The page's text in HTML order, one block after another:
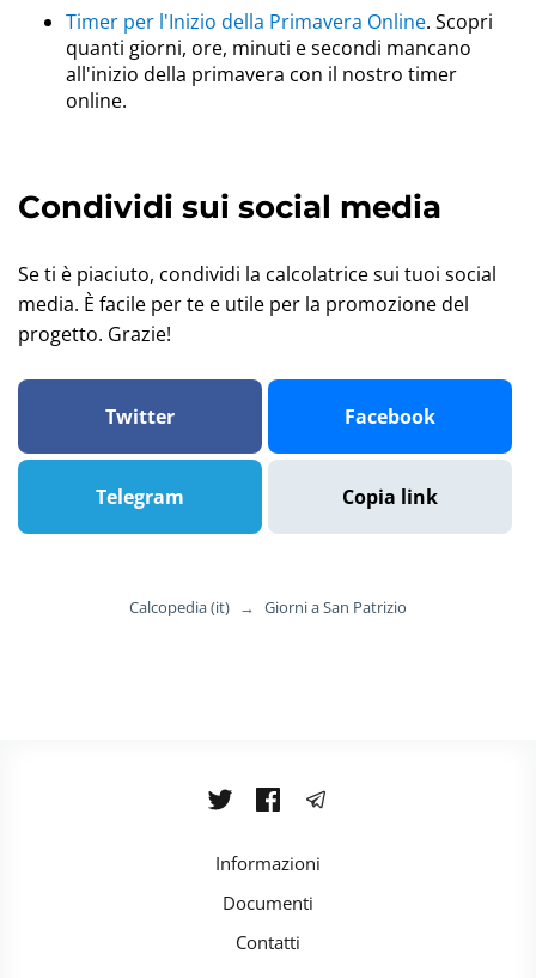
Timer per l'Inizio della Primavera Online. Scopri
quanti giorni, ore, minuti e secondi mancano
all'inizio della primavera con il nostro timer
online.
Condividi sui social media
Se ti è piaciuto, condividi la calcolatrice sui tuoi social
media. È facile per te e utile per la promozione del
progetto. Grazie!
Twitter Facebook
Telegram Copia link
Calcopedia (it) → Giorni a San Patrizio
Informazioni
Documenti
Contatti